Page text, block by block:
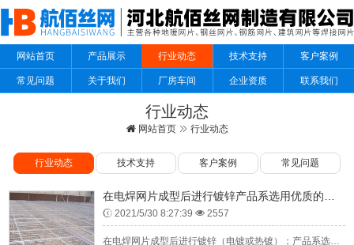
网站首页 产品展示 行业动态 技术支持 客户案例
常见问题 关于我们 厂房车间 企业资质 联系我们
行业动态
网站首页 行业动态
行业动态 技术支持 客户案例 常见问题
2021/5/30 8:27:39 2557